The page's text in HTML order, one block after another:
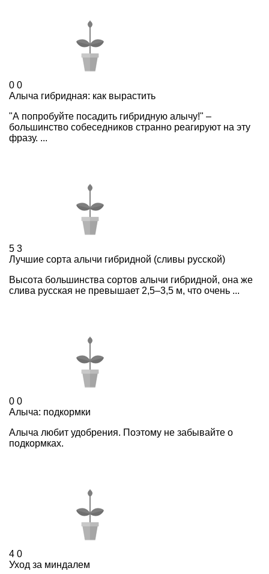
0 0
Алыча гибридная: как вырастить
"А попробуйте посадить гибридную алычу!" –
большинство собеседников странно реагируют на эту
фразу. ...
5 3
Лучшие сорта алычи гибридной (сливы русской)
Высота большинства сортов алычи гибридной, она же
слива русская не превышает 2,5–3,5 м, что очень ...
0 0
Алыча: подкормки
Алыча любит удобрения. Поэтому не забывайте о
подкормках.
4 0
Уход за миндалем